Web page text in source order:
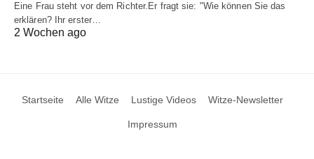
Eine Frau steht vor dem Richter.Er fragt sie: "Wie können Sie das
erklären? Ihr erster…
2 Wochen ago
Startseite Alle Witze Lustige Videos Witze-Newsletter
Impressum